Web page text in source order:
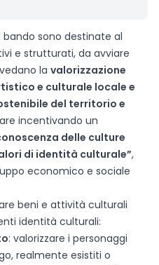
bando sono destinate al
e strutturati, da avviare
la valorizzazione
e culturale locale e
del territorio e
incentivando un
delle culture
di identità culturale”,
economico e sociale
beni e attività culturali
identità culturali:
: valorizzare i personaggi
realmente esistiti o